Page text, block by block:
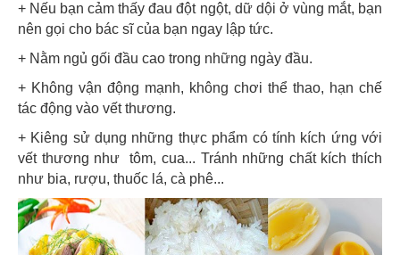
+ Nếu bạn cảm thấy đau đột ngột, dữ dội ở vùng mắt, bạn
nên gọi cho bác sĩ của bạn ngay lập tức.
+ Nằm ngủ gối đầu cao trong những ngày đầu.
+ Không vận động mạnh, không chơi thể thao, hạn chế
tác động vào vết thương.
+ Kiêng sử dụng những thực phẩm có tính kích ứng với
vết thương như tôm, cua... Tránh những chất kích thích
như bia, rượu, thuốc lá, cà phê...